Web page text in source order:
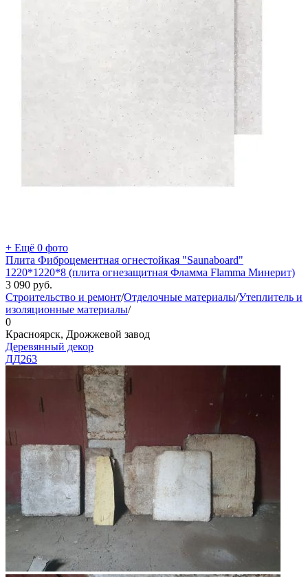
+ Ещё 0 фото
Плита Фиброцементная огнестойкая "Saunaboard"
1220*1220*8 (плита огнезащитная Фламма Flamma Минерит)
3 090 руб.
Строительство и ремонт/Отделочные материалы/Утеплитель и
изоляционные материалы/
0
Красноярск, Дрожжевой завод
Деревянный декор
ДД263